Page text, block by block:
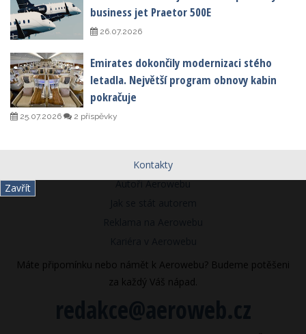
Zavřít
business jet Praetor 500E
26.07.2026
Emirates dokončily modernizaci stého
letadla. Největší program obnovy kabin
pokračuje
25.07.2026 2 příspěvky
Kontakty
Autoři Aerowebu
Máte připomínku nebo námět k Aerowebu? Budeme potěšeni
za každý Váš nápad.